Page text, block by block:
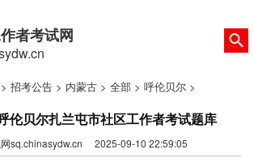
者考试网
> 招考公告 > 内蒙古 > 全部 > 呼伦贝尔 >
伦贝尔扎兰屯市社区工作者考试题库
网sq.chinasydw.cn 2025-09-10 22:59:05